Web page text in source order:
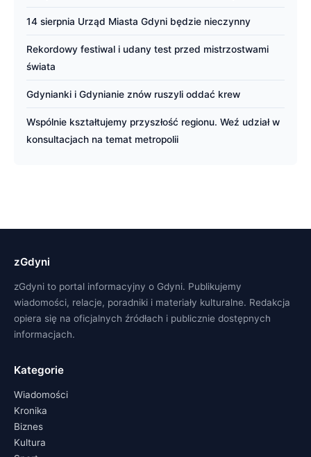
14 sierpnia Urząd Miasta Gdyni będzie nieczynny
Rekordowy festiwal i udany test przed mistrzostwami
świata
Gdynianki i Gdynianie znów ruszyli oddać krew
Wspólnie kształtujemy przyszłość regionu. Weź udział w
konsultacjach na temat metropolii
zGdyni
zGdyni to portal informacyjny o Gdyni. Publikujemy
wiadomości, relacje, poradniki i materiały kulturalne. Redakcja
opiera się na oficjalnych źródłach i publicznie dostępnych
informacjach.
Kategorie
Wiadomości
Kronika
Biznes
Kultura